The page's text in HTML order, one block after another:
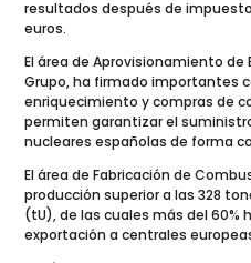
resultados después de
euros.
El área de Aprovisionamiento de
Grupo, ha firmado importantes
enriquecimiento y compras de
permiten garantizar el
nucleares españolas de forma
El área de Fabricación de
producción superior a las 328
(tU), de las cuales más del 60%
exportación a centrales